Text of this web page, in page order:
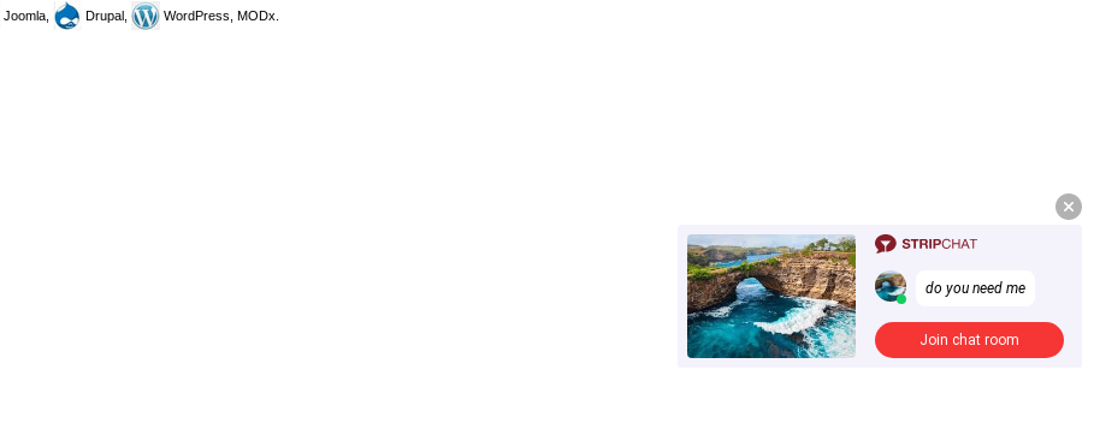
Joomla, Drupal, WordPress, MODx.